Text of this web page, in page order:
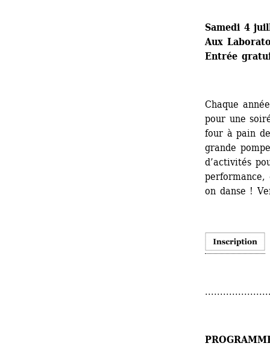
Samedi 4
Aux
Entrée
Chaque
pour une
four à pain
grande
d’activités
performance,
on danse !